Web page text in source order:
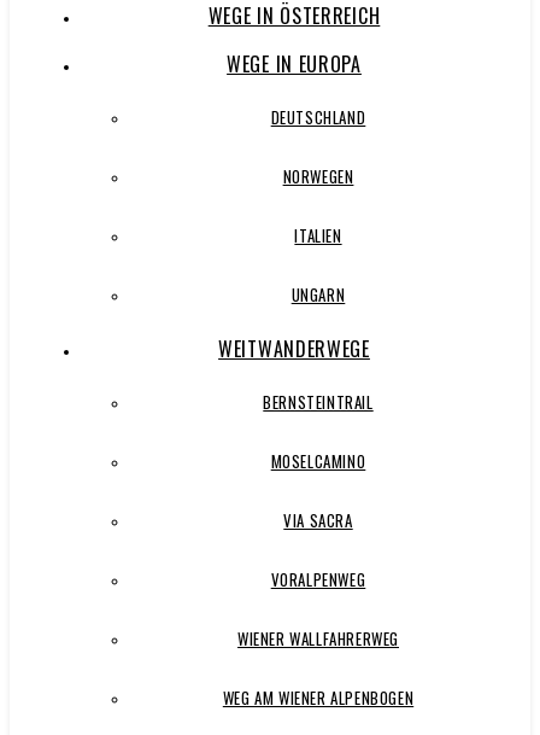
WEGE IN ÖSTERREICH
WEGE IN EUROPA
DEUTSCHLAND
NORWEGEN
ITALIEN
UNGARN
WEITWANDERWEGE
BERNSTEINTRAIL
MOSELCAMINO
VIA SACRA
VORALPENWEG
WIENER WALLFAHRERWEG
WEG AM WIENER ALPENBOGEN